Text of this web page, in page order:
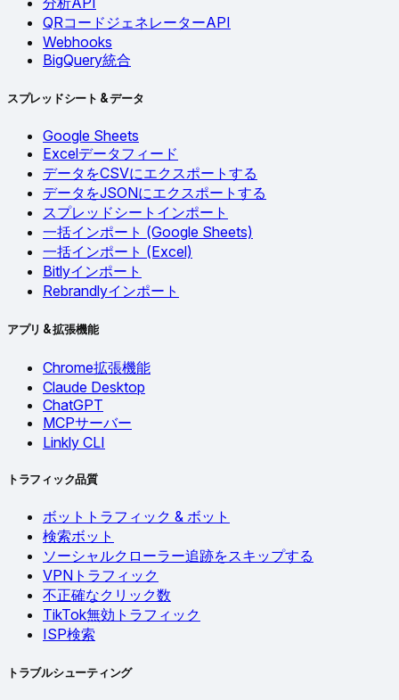
QRコードジェネレーターAPI
Webhooks
BigQuery統合
スプレッドシート & データ
Google Sheets
Excelデータフィード
データをCSVにエクスポートする
データをJSONにエクスポートする
スプレッドシートインポート
一括インポート (Google Sheets)
一括インポート (Excel)
Bitlyインポート
Rebrandlyインポート
アプリ & 拡張機能
Chrome拡張機能
Claude Desktop
ChatGPT
MCPサーバー
Linkly CLI
トラフィック品質
ボットトラフィック & ボット
検索ボット
ソーシャルクローラー追跡をスキップする
VPNトラフィック
不正確なクリック数
TikTok無効トラフィック
ISP検索
トラブルシューティング